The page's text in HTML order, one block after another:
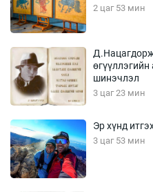
2 цаг 53 мин
өгүүллэгийн
шинэчлэл
3 цаг 23 мин
Эр хүнд
3 цаг 53 мин